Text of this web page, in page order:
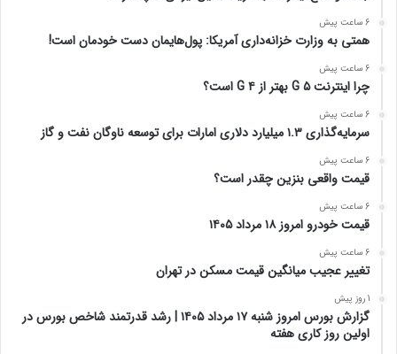
6 ساعت پیش
همتی به وزارت خزانه‌داری آمریکا: پول‌هایمان دست خودمان است!
6 ساعت پیش
چرا اینترنت ۵ G بهتر از ۴ G است؟
6 ساعت پیش
سرمایه‌گذاری ۱.۳ میلیارد دلاری امارات برای توسعه ناوگان نفت و گاز
6 ساعت پیش
قیمت واقعی بنزین چقدر است؟
6 ساعت پیش
قیمت خودرو امروز ۱۸ مرداد ۱۴۰۵
6 ساعت پیش
تغییر عجیب میانگین قیمت مسکن در تهران
1 روز پیش
گزارش بورس امروز شنبه ۱۷ مرداد ۱۴۰۵ | رشد قدرتمند شاخص بورس در
اولین روز کاری هفته